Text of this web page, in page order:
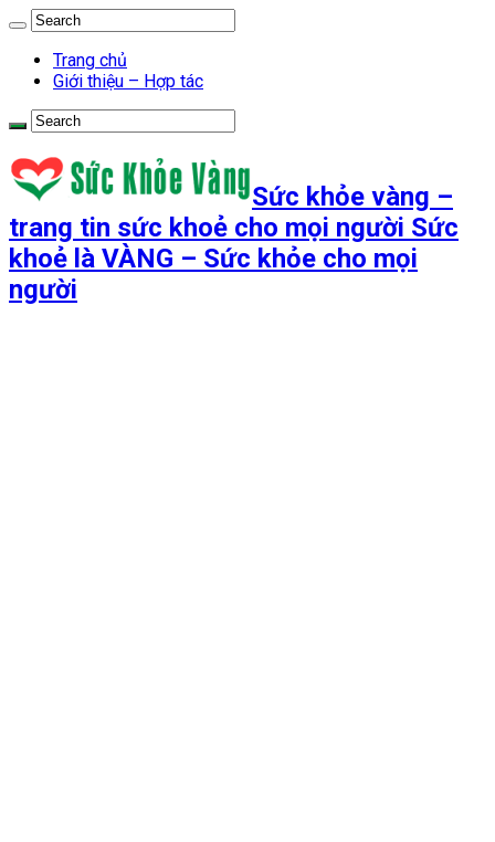
Trang chủ
Giới thiệu – Hợp tác
Sức khỏe vàng –
trang tin sức khoẻ cho mọi người Sức
khoẻ là VÀNG – Sức khỏe cho mọi
người